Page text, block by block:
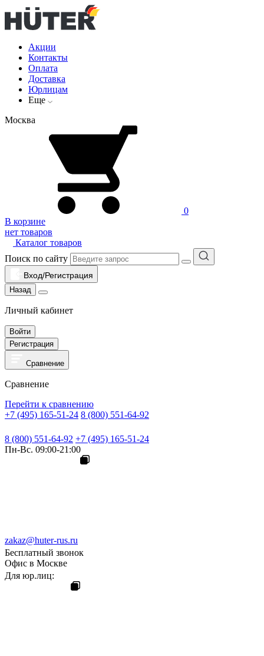
Акции
Контакты
Оплата
Доставка
Юрлицам
Еще
Москва
0
В корзине
нет товаров
Каталог товаров
Поиск по сайту
Вход/Регистрация
Назад
Личный кабинет
Войти
Регистрация
Сравнение
Сравнение
Перейти к сравнению
+7 (495) 165-51-24 8 (800) 551-64-92
8 (800) 551-64-92 +7 (495) 165-51-24
Пн-Вс. 09:00-21:00
zakaz@huter-rus.ru
Бесплатный звонок
Офис в Москве
Для юр.лиц: